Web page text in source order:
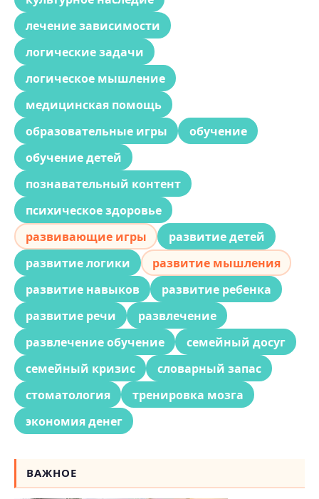
лечение зависимости
логические задачи
логическое мышление
медицинская помощь
образовательные игры
обучение
обучение детей
познавательный контент
психическое здоровье
развивающие игры
развитие детей
развитие логики
развитие мышления
развитие навыков
развитие ребенка
развитие речи
развлечение
развлечение обучение
семейный досуг
семейный кризис
словарный запас
стоматология
тренировка мозга
экономия денег
ВАЖНОЕ